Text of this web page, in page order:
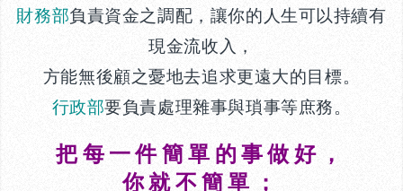
財務部負責資金之調配，讓你的人生可以持續有
現金流收入，
方能無後顧之憂地去追求更遠大的目標。
行政部要負責處理雜事與瑣事等庶務。
把每一件簡單的事做好，
你就不簡單；